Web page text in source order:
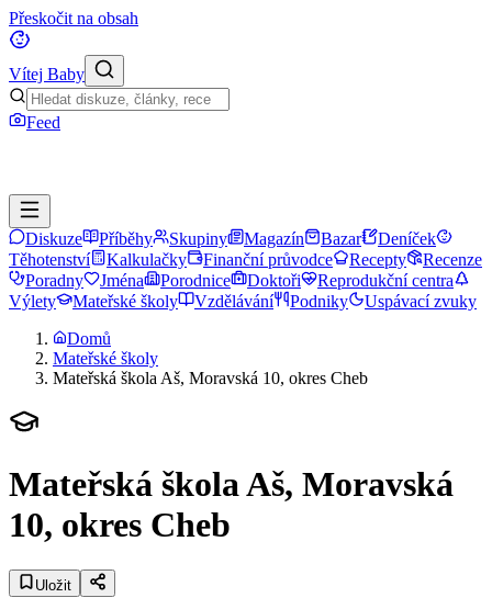
Přeskočit na obsah
Vítej Baby
Feed
Diskuze Příběhy Skupiny Magazín Bazar
Deníček
Těhotenství
Kalkulačky Finanční průvodce Recepty
Recenze
Poradny
Jména Porodnice Doktoři
Reprodukční centra
Výlety
Mateřské školy Vzdělávání Podniky
Uspávací zvuky
Domů
Mateřské školy
Mateřská škola Aš, Moravská 10, okres Cheb
Mateřská škola Aš, Moravská
10, okres Cheb
Uložit